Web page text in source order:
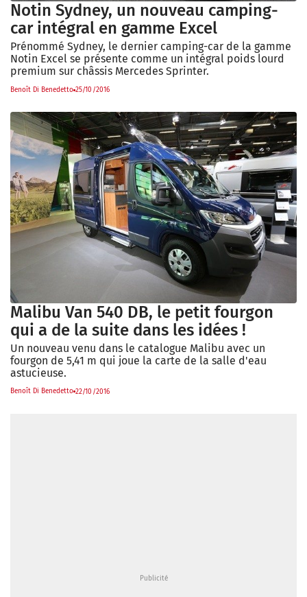
Notin Sydney, un nouveau camping-
car intégral en gamme Excel
Prénommé Sydney, le dernier camping-car de la gamme
Notin Excel se présente comme un intégral poids lourd
premium sur châssis Mercedes Sprinter.
Benoît Di Benedetto 25/10/2016
Malibu Van 540 DB, le petit fourgon
qui a de la suite dans les idées !
Un nouveau venu dans le catalogue Malibu avec un
fourgon de 5,41 m qui joue la carte de la salle d'eau
astucieuse.
Benoît Di Benedetto 22/10/2016